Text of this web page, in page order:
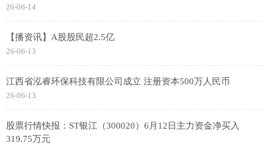
26-06-14
【播资讯】A股股民超2.5亿
26-06-13
江西省泓睿环保科技有限公司成立 注册资本500万人民币
26-06-13
股票行情快报：ST银江（300020）6月12日主力资金净买入
319.75万元